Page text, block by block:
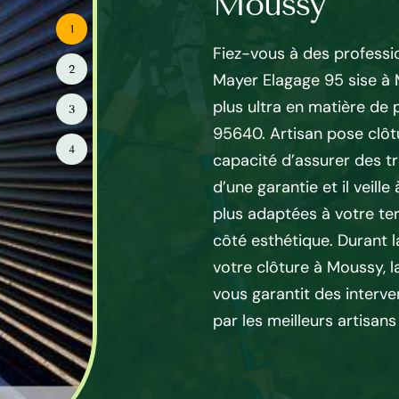
pour délimiter son
excellente idée mais sa
professionnel. En effet, la
demande de la
De plus, les
peu complexes
professionnalisme.
Mayer Elagage 95 à
vous faut. De un,
dispose des
deux, il a la compétence
Fiez-vous à des
Mayer Elagage 95 sise
plus ultra en matière de
95640. Artisan pose
capacité d’assurer des
d’une garantie et il
plus adaptées à votre
côté esthétique. Durant
votre clôture à Moussy,
vous garantit des
par les meilleurs
1
2
3
4